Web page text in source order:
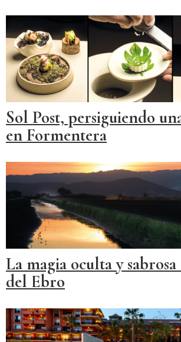
Sol Post, persiguiendo
en Formentera
La magia oculta y
del Ebro